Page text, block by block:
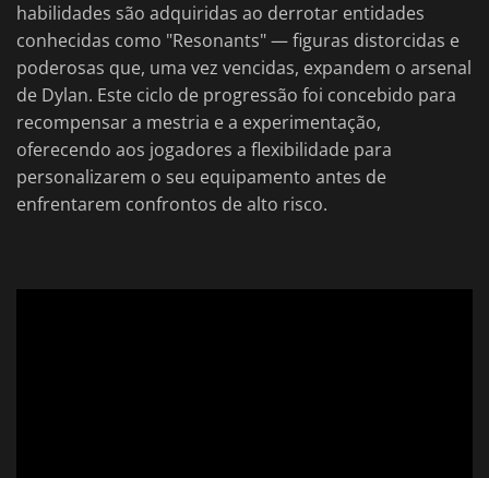
habilidades são adquiridas ao derrotar entidades
conhecidas como "Resonants" — figuras distorcidas e
poderosas que, uma vez vencidas, expandem o arsenal
de Dylan. Este ciclo de progressão foi concebido para
recompensar a mestria e a experimentação,
oferecendo aos jogadores a flexibilidade para
personalizarem o seu equipamento antes de
enfrentarem confrontos de alto risco.